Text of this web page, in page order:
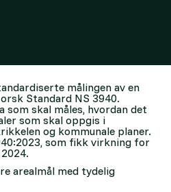
målingen av en
Standard NS 3940.
som skal måles, hvordan det
som skal oppgis i
og kommunale planer.
som fikk virkning for
arealmål med tydelig